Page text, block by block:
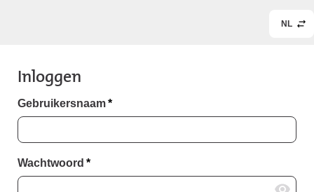
NL
Inloggen
Gebruikersnaam*
Wachtwoord *